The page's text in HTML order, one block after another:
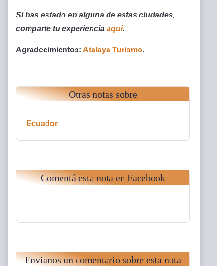
Si has estado en alguna de estas ciudades,
comparte tu experiencia aquí.
Agradecimientos: Atalaya Turismo.
Otras notas sobre
Ecuador
Comentá esta nota en Facebook
Envianos un comentario sobre esta nota